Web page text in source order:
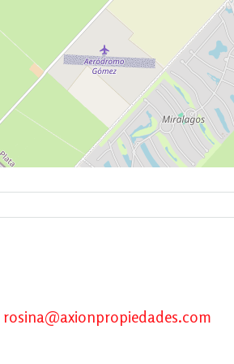
rosina@axionpropiedades.com